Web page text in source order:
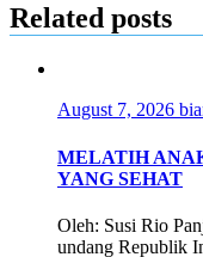
Related posts
August 7, 2026
MELATIH
YANG SEHAT
Oleh: Susi Rio
undang Republik